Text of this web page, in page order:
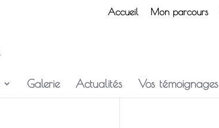
Accueil Mon parcours
Galerie Actualités Vos témoignages